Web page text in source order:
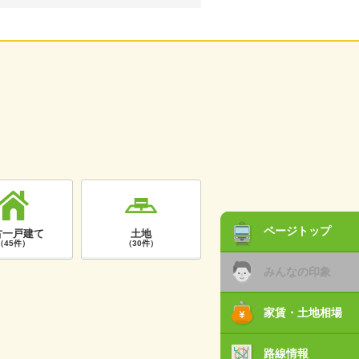
ページトップ
みんなの印象
家賃・土地相場
路線情報
一戸建て
45件）
土地
（30件）